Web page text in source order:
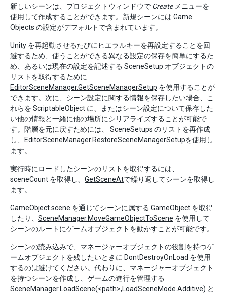
新しいシーンは、プロジェクトウィンドウで Createメニューを
使用して作成することができます。新規シーンには Game
Objects の設定がデフォルトで含まれています。
Unity を再起動させるたびにヒエラルキーを再設定することを回
避するため、使うことができる異なる設定の保存を簡単にするた
め、あるいは現在の設定を記述する SceneSetup オブジェクトの
リストを取得するために
EditorSceneManager.GetSceneManagerSetup を使用することが
できます。次に、シーン設定に関する情報を保存したい場合、こ
れらを ScriptableObject に、またはシーン設定について保存した
い他の情報と一緒に他の場所にシリアライズすることが可能で
す。階層を元に戻すためには、 SceneSetups のリストを再作成
し、
EditorSceneManager.RestoreSceneManagerSetupを使用し
ます。
実行時にロードしたシーンのリストを取得するには、
sceneCount を取得し、 GetSceneAtで繰り返してシーンを取得し
ます。
GameObject.scene を通じてシーンに属する GameObject を取得
したり、 SceneManager.MoveGameObjectToScene を使用して
シーンのルートにゲームオブジェクトを動かすことが可能です。
シーンの読み込みで、マネージャーオブジェクトの役割を持つゲ
ームオブジェクトを残したいときに DontDestroyOnLoad を使用
するのは避けてください。代わりに、マネージャーオブジェクト
を持つシーンを作成し、ゲームの進行を管理する
SceneManager.LoadScene(<path>,LoadSceneMode.Additive) と